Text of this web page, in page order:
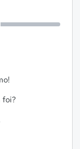
foi?